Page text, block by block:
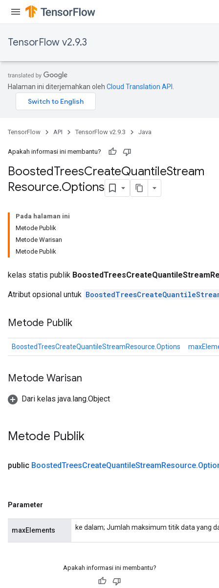
TensorFlow v2.9.3
Halaman ini diterjemahkan oleh Cloud Translation API
TensorFlow API TensorFlow v2.9.3 Java
Apakah informasi ini membantu?
BoostedTreesCreateQuantileStream
Resource.Options
Pada halaman ini
Metode Publik
Metode Warisan
Metode Publik
kelas statis publik
Atribut opsional untuk
Metode Publik
BoostedTreesCreateQuantileStreamResource.Options
Metode Warisan
Dari kelas java.lang.Object
Metode Publik
public BoostedTreesCreateQuantileStreamResource.
Parameter
maxElements ke dalam; Jumlah maksimum titik data yang
Apakah informasi ini membantu?